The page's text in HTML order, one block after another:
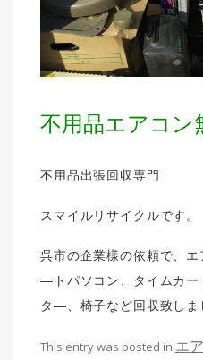
不用品エアコン
不用品出張回収専門
スマイルリサイクルです。
呉市の企業樣の依頼で、
―トパソコン、タイムカー
タ―、椅子など回収致しま
This entry was posted in エ